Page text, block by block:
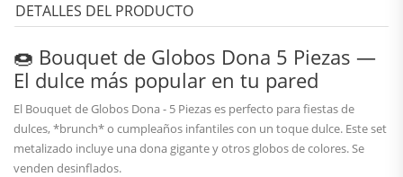
DETALLES DEL PRODUCTO
🍩 Bouquet de Globos Dona 5 Piezas —
El dulce más popular en tu pared
El Bouquet de Globos Dona - 5 Piezases perfecto para fiestas de
dulces, *brunch* o cumpleaños infantiles con un toque dulce. Este set
metalizado incluye una dona gigante y otros globos de colores. Se
venden desinflados.